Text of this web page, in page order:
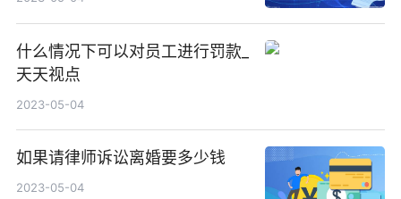
什么情况下可以对员工进行罚款_
天天视点
2023-05-04
如果请律师诉讼离婚要多少钱
2023-05-04